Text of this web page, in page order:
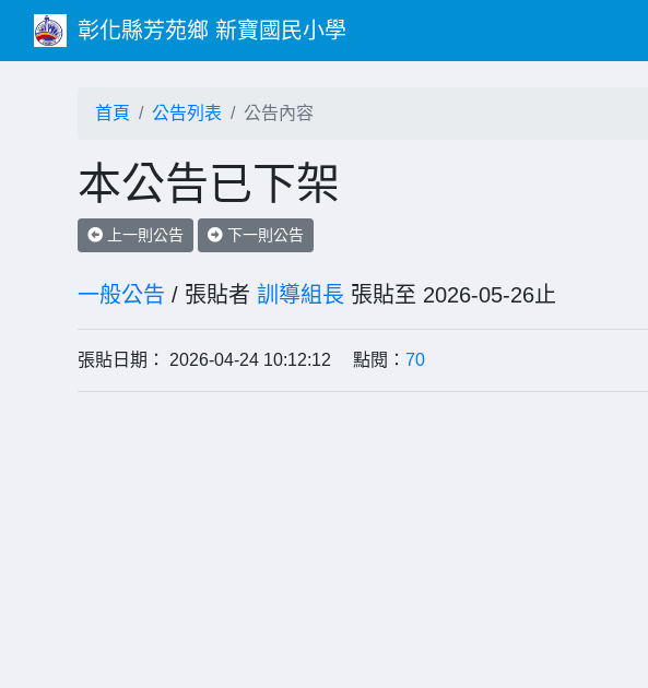
彰化縣芳苑鄉 新寶國民小學
首頁 公告列表 公告內容
本公告已下架
上一則公告 下一則公告
一般公告 / 張貼者 訓導組長 張貼至 2026-05-26止
張貼日期： 2026-04-24 10:12:12 點閱： 70